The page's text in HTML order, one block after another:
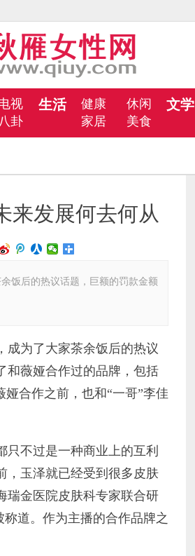
视
八卦
生活 健康
休闲
家居
美食
文学
来发展何去何从
饭后的热议话题，巨额的罚款金额
为了大家茶余饭后的热议
和薇娅合作过的品牌，包括
合作之前，也和“一哥”李佳
不过是一种商业上的互利
，玉泽就已经受到很多皮肤
瑞金医院皮肤科专家联合研
道。作为主播的合作品牌之